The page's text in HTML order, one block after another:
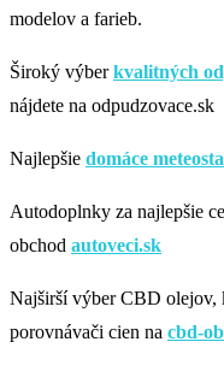
modelov a farieb.
Široký výberkvalitných
nájdete na odpudzovace.sk
Najlepšie domáce
Autodoplnky za najlepšie
obchod autoveci.sk
Najširší výber CBD olejov,
porovnávači cien na cbd-